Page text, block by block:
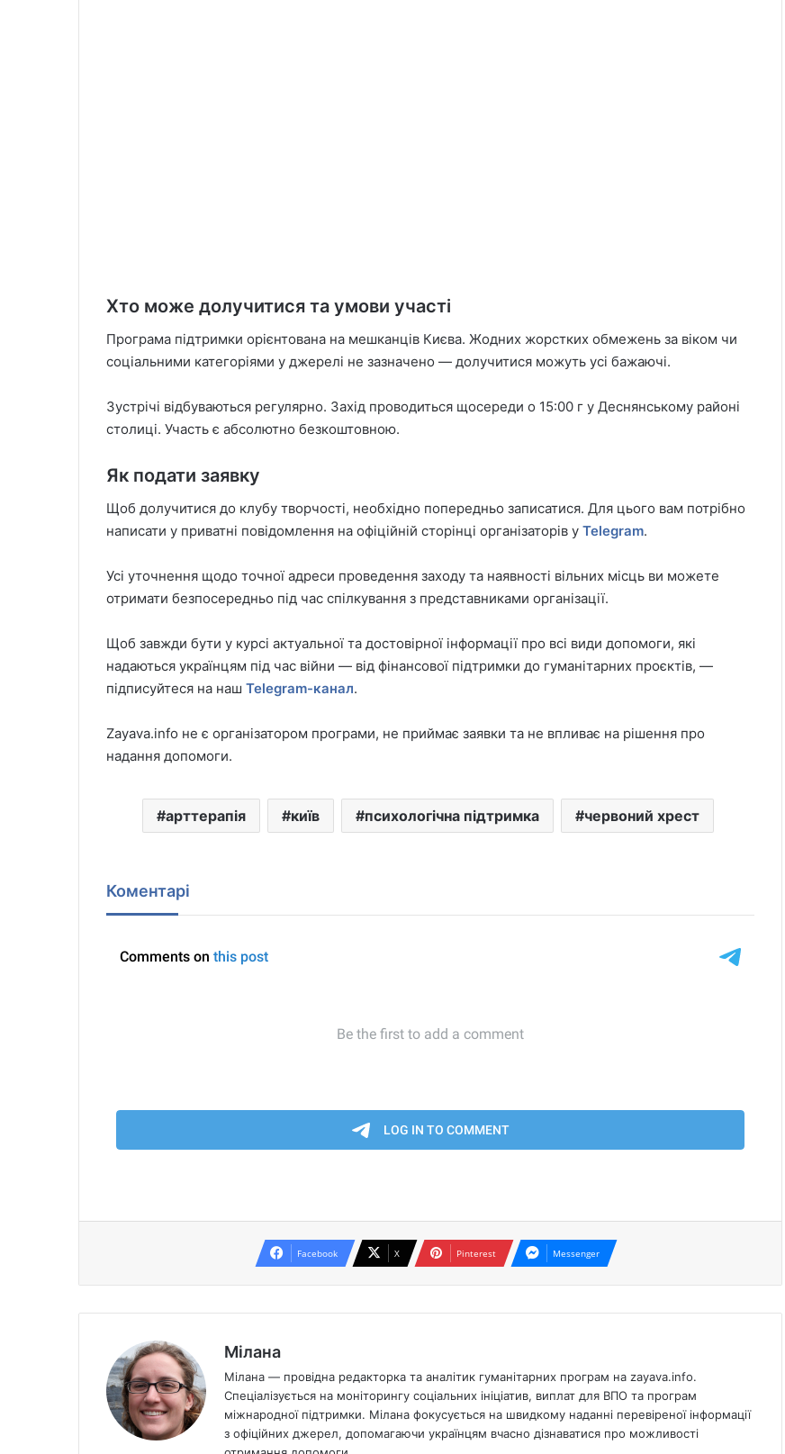
Хто може долучитися та умови участі
Програма підтримки орієнтована на мешканців Києва. Жодних жорстких обмежень за віком чи
соціальними категоріями у джерелі не зазначено — долучитися можуть усі бажаючі.
Зустрічі відбуваються регулярно. Захід проводиться щосереди о 15:00 г у Деснянському районі
столиці. Участь є абсолютно безкоштовною.
Як подати заявку
Щоб долучитися до клубу творчості, необхідно попередньо записатися. Для цього вам потрібно
написати у приватні повідомлення на офіційній сторінці організаторів у Telegram.
Усі уточнення щодо точної адреси проведення заходу та наявності вільних місць ви можете
отримати безпосередньо під час спілкування з представниками організації.
Щоб завжди бути у курсі актуальної та достовірної інформації про всі види допомоги, які
надаються українцям під час війни — від фінансової підтримки до гуманітарних проєктів, —
підписуйтеся на наш Telegram-канал.
Zayava.info не є організатором програми, не приймає заявки та не впливає на рішення про
надання допомоги.
арттерапія київ психологічна підтримка червоний хрест
Коментарі
Facebook X Pinterest Messenger
Мілана
Мілана — провідна редакторка та аналітик гуманітарних програм на zayava.info.
Спеціалізується на моніторингу соціальних ініціатив, виплат для ВПО та програм
міжнародної підтримки. Мілана фокусується на швидкому наданні перевіреної інформації
з офіційних джерел, допомагаючи українцям вчасно дізнаватися про можливості